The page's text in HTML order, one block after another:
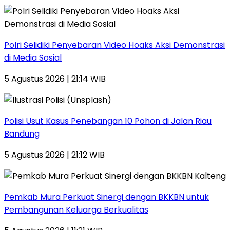
Polri Selidiki Penyebaran Video Hoaks Aksi Demonstrasi
di Media Sosial
5 Agustus 2026 | 21:14 WIB
Polisi Usut Kasus Penebangan 10 Pohon di Jalan Riau
Bandung
5 Agustus 2026 | 21:12 WIB
Pemkab Mura Perkuat Sinergi dengan BKKBN untuk
Pembangunan Keluarga Berkualitas